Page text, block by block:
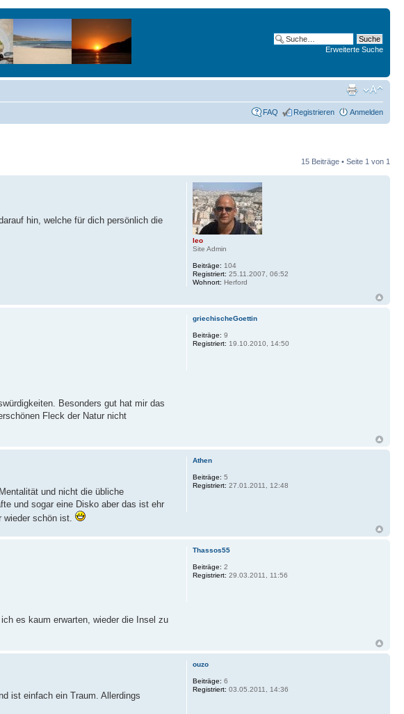
Erweiterte Suche
FAQ Registrieren Anmelden
15 Beiträge • Seite 1 von 1
hin, welche für dich persönlich die
leo
Site Admin
Beiträge: 104
Registriert: 25.11.2007, 06:52
Wohnort: Herford
Besonders gut hat mir das
Fleck der Natur nicht
griechischeGoettin
Beiträge: 9
Registriert: 19.10.2010, 14:50
und nicht die übliche
und sogar eine Disko aber das ist ehr
wieder schön ist.
Athen
Beiträge: 5
Registriert: 27.01.2011, 12:48
es kaum erwarten, wieder die Insel zu
Thassos55
Beiträge: 2
Registriert: 29.03.2011, 11:56
ist einfach ein Traum. Allerdings
ouzo
Beiträge: 6
Registriert: 03.05.2011, 14:36